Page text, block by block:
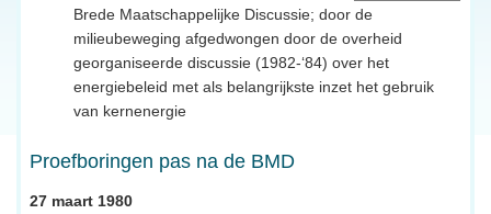
Brede Maatschappelijke Discussie; door de
milieubeweging afgedwongen door de overheid
georganiseerde discussie (1982-‘84) over het
energiebeleid met als belangrijkste inzet het gebruik
van kernenergie
Proefboringen pas na de BMD
27 maart 1980